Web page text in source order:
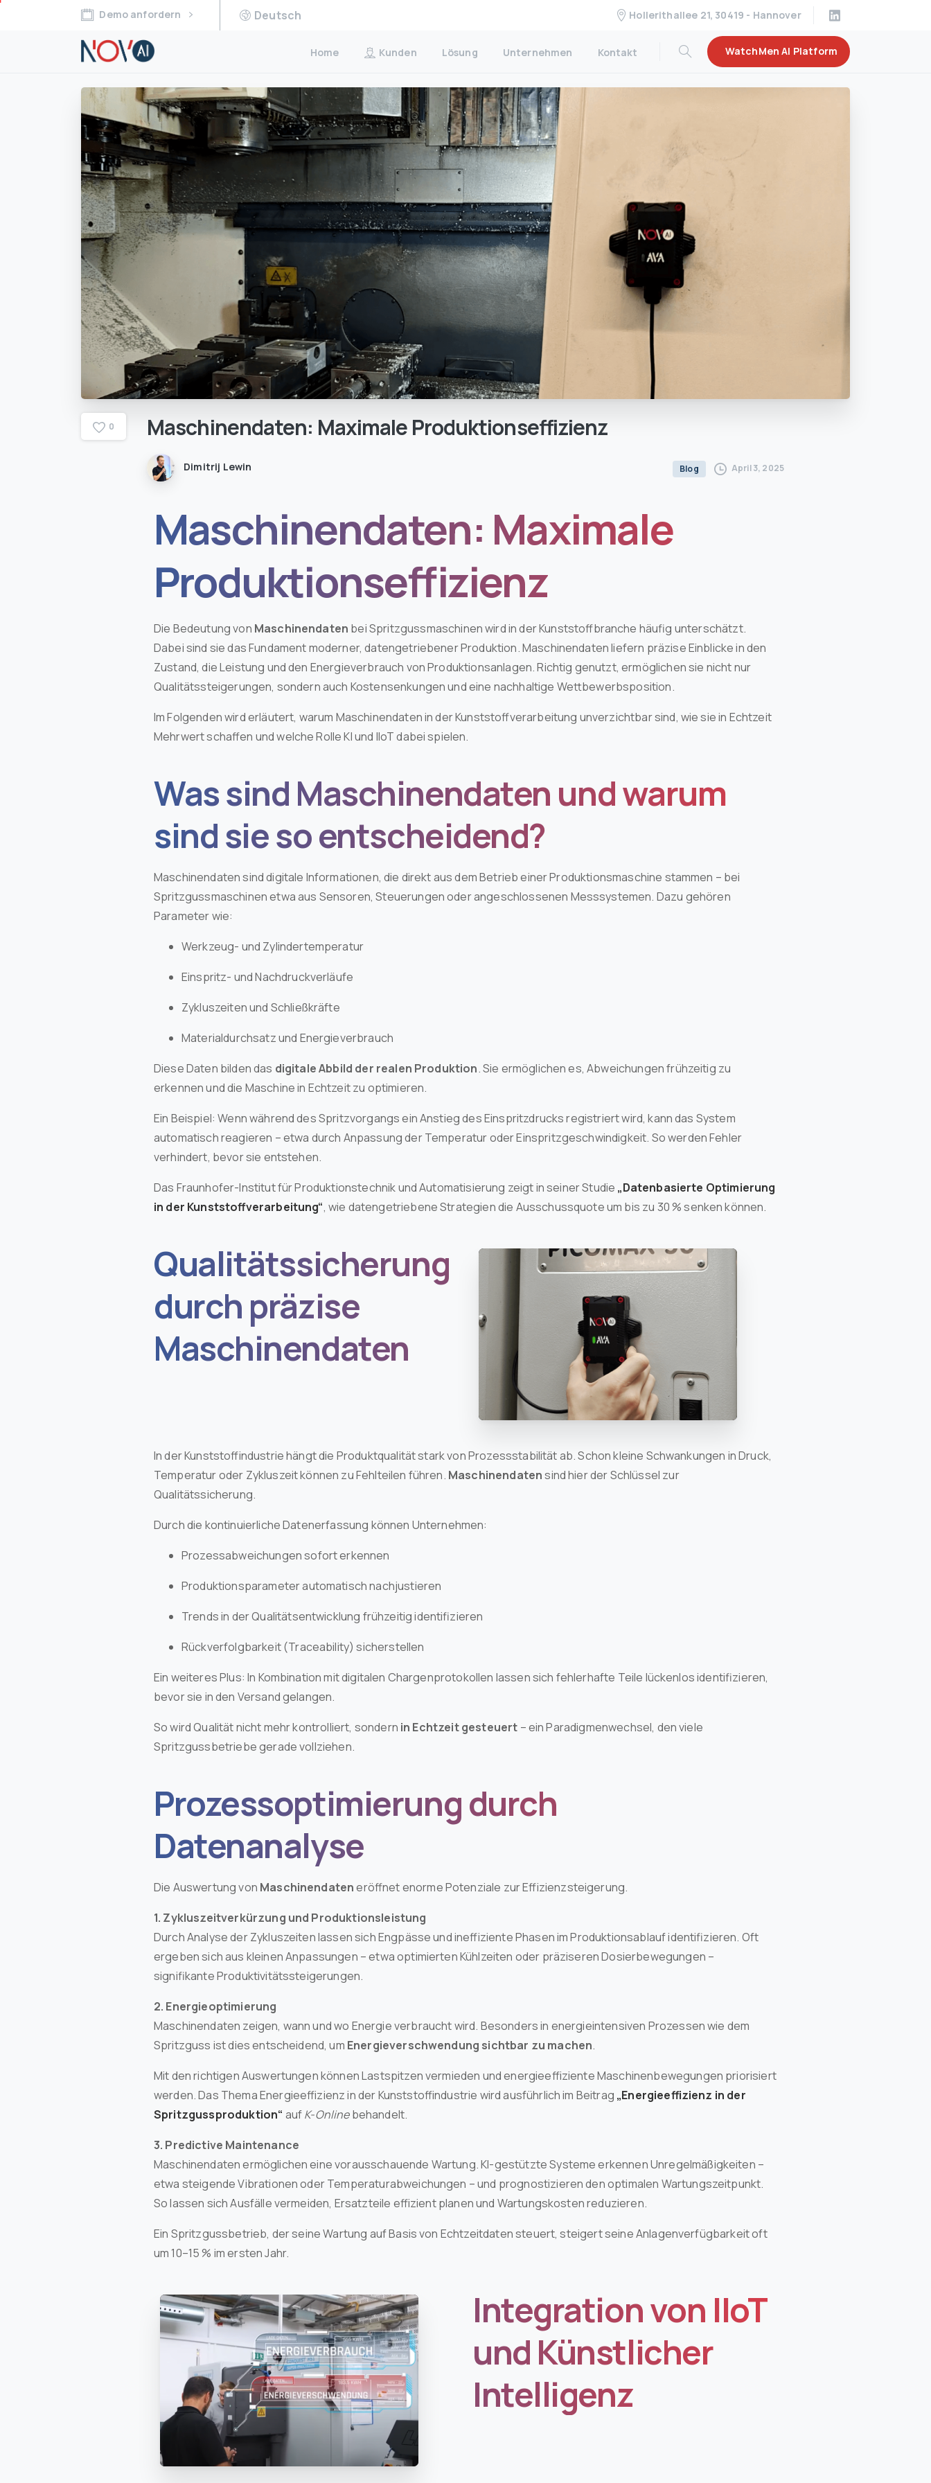
Demo anfordern Deutsch Hollerithallee 21, 30419 - Hannover
Home Kunden Lösung Unternehmen Kontakt WatchMen AI Platform
0 Maschinendaten: MaximaleProduktionseffizienz
Dimitrij Lewin Blog April 3, 2025
Maschinendaten: Maximale
Produktionseffizienz
Die Bedeutung von Maschinendaten bei Spritzgussmaschinen wird in der Kunststoffbranche häufig unterschätzt.
Dabei sind sie das Fundament moderner, datengetriebener Produktion. Maschinendaten liefern präzise Einblicke in den
Zustand, die Leistung und den Energieverbrauch von Produktionsanlagen. Richtig genutzt, ermöglichen sie nicht nur
Qualitätssteigerungen, sondern auch Kostensenkungen und eine nachhaltige Wettbewerbsposition.
Im Folgenden wird erläutert, warum Maschinendaten in der Kunststoffverarbeitung unverzichtbar sind, wie sie in Echtzeit
Mehrwert schaffen und welche Rolle KI und IIoT dabei spielen.
Was sind Maschinendaten und warum
sind sie so entscheidend?
Maschinendaten sind digitale Informationen, die direkt aus dem Betrieb einer Produktionsmaschine stammen – bei
Spritzgussmaschinen etwa aus Sensoren, Steuerungen oder angeschlossenen Messsystemen. Dazu gehören
Parameter wie:
Werkzeug- und Zylindertemperatur
Einspritz- und Nachdruckverläufe
Zykluszeiten und Schließkräfte
Materialdurchsatz und Energieverbrauch
Diese Daten bilden das digitale Abbild der realen Produktion. Sie ermöglichen es, Abweichungen frühzeitig zu
erkennen und die Maschine in Echtzeit zu optimieren.
Ein Beispiel: Wenn während des Spritzvorgangs ein Anstieg des Einspritzdrucks registriert wird, kann das System
automatisch reagieren – etwa durch Anpassung der Temperatur oder Einspritzgeschwindigkeit. So werden Fehler
verhindert, bevor sie entstehen.
Das Fraunhofer-Institut für Produktionstechnik und Automatisierung zeigt in seiner Studie „Datenbasierte Optimierung
in der Kunststoffverarbeitung“, wie datengetriebene Strategien die Ausschussquote um bis zu 30 % senken können.
Qualitätssicherung
durch präzise
Maschinendaten
In der Kunststoffindustrie hängt die Produktqualität stark von Prozessstabilität ab. Schon kleine Schwankungen in Druck,
Temperatur oder Zykluszeit können zu Fehlteilen führen. Maschinendatensind hier der Schlüssel zur
Qualitätssicherung.
Durch die kontinuierliche Datenerfassung können Unternehmen:
Prozessabweichungen sofort erkennen
Produktionsparameter automatisch nachjustieren
Trends in der Qualitätsentwicklung frühzeitig identifizieren
Rückverfolgbarkeit (Traceability) sicherstellen
Ein weiteres Plus: In Kombination mit digitalen Chargenprotokollen lassen sich fehlerhafte Teile lückenlos identifizieren,
bevor sie in den Versand gelangen.
So wird Qualität nicht mehr kontrolliert, sondern in Echtzeit gesteuert – ein Paradigmenwechsel, den viele
Spritzgussbetriebe gerade vollziehen.
Prozessoptimierung durch
Datenanalyse
Die Auswertung von Maschinendateneröffnet enorme Potenziale zur Effizienzsteigerung.
1. Zykluszeitverkürzung und Produktionsleistung
Durch Analyse der Zykluszeiten lassen sich Engpässe und ineffiziente Phasen im Produktionsablauf identifizieren. Oft
ergeben sich aus kleinen Anpassungen – etwa optimierten Kühlzeiten oder präziseren Dosierbewegungen –
signifikante Produktivitätssteigerungen.
2. Energieoptimierung
Maschinendaten zeigen, wann und wo Energie verbraucht wird. Besonders in energieintensiven Prozessen wie dem
Spritzguss ist dies entscheidend, um Energieverschwendung sichtbar zu machen.
Mit den richtigen Auswertungen können Lastspitzen vermieden und energieeffiziente Maschinenbewegungen priorisiert
werden. Das Thema Energieeffizienz in der Kunststoffindustrie wird ausführlich im Beitrag „Energieeffizienz in der
Spritzgussproduktion“ aufK-Onlinebehandelt.
3. Predictive Maintenance
Maschinendaten ermöglichen eine vorausschauende Wartung. KI-gestützte Systeme erkennen Unregelmäßigkeiten –
etwa steigende Vibrationen oder Temperaturabweichungen – und prognostizieren den optimalen Wartungszeitpunkt.
So lassen sich Ausfälle vermeiden, Ersatzteile effizient planen und Wartungskosten reduzieren.
Ein Spritzgussbetrieb, der seine Wartung auf Basis von Echtzeitdaten steuert, steigert seine Anlagenverfügbarkeit oft
um 10–15 % im ersten Jahr.
Integration von IIoT
und Künstlicher
Intelligenz